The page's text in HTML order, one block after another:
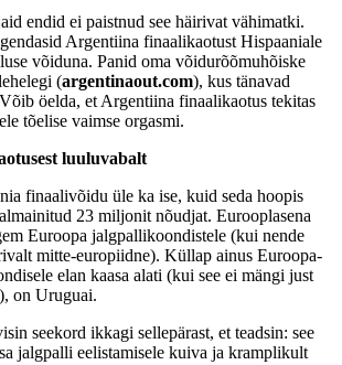
endid ei paistnud see häirivat vähimatki.
Argentiina finaalikaotust Hispaaniale
võiduna. Panid oma võidurõõmuhõiske
(argentinaout.com), kus tänavad
öelda, et Argentiina finaalikaotus tekitas
tõelise vaimse orgasmi.
luuluvabalt
finaalivõidu üle ka ise, kuid seda hoopis
23 miljonit nõudjat. Eurooplasena
Euroopa jalgpallikoondistele (kui nende
mitte-europiidne). Küllap ainus Euroopa-
elan kaasa alati (kui see ei mängi just
on Uruguai.
seekord ikkagi sellepärast, et teadsin: see
jalgpalli eelistamisele kuiva ja kramplikult